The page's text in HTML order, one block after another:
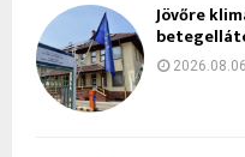
Jövőre